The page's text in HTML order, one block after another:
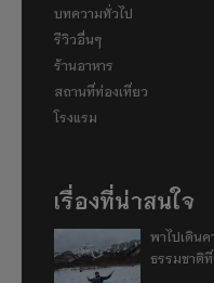
บทความทั่วไป
รีวิวอื่นๆ
ร้านอาหาร
สถานที่ท่องเที่ยว
โรงแรม
เรื่องที่น่าสนใจ
พาไปเดินค
ธรรมชาติ